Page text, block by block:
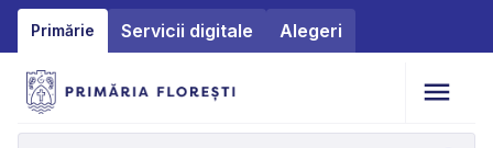
Primărie Servicii digitale Alegeri